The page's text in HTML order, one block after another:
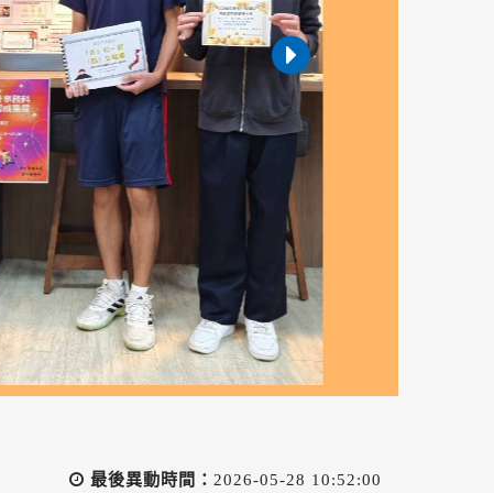
最後異動時間： 2026-05-28 10:52:00